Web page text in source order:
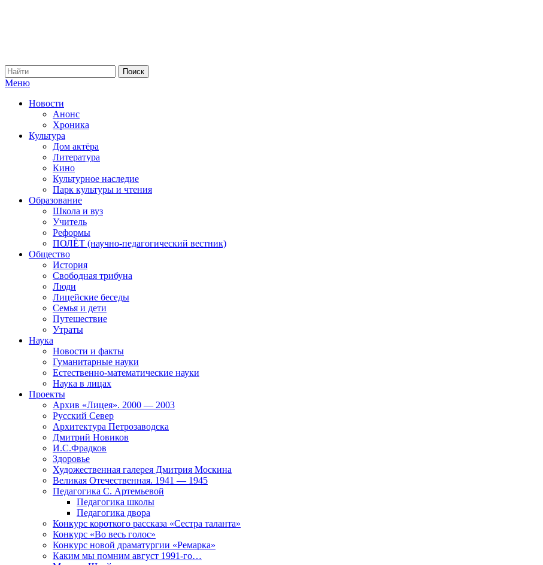
Меню
Новости
Анонс
Хроника
Культура
Дом актёра
Литература
Кино
Культурное наследие
Парк культуры и чтения
Образование
Школа и вуз
Учитель
Реформы
ПОЛЁТ (научно-педагогический вестник)
Общество
История
Свободная трибуна
Люди
Лицейские беседы
Семья и дети
Путешествие
Утраты
Наука
Новости и факты
Гуманитарные науки
Естественно-математические науки
Наука в лицах
Проекты
Архив «Лицея». 2000 — 2003
Русский Север
Архитектура Петрозаводска
Дмитрий Новиков
И.С.Фрадков
Здоровье
Художественная галерея Дмитрия Москина
Великая Отечественная. 1941 — 1945
Педагогика С. Артемьевой
Педагогика школы
Педагогика двора
Конкурс короткого рассказа «Сестра таланта»
Конкурс «Во весь голос»
Конкурс новой драматургии «Ремарка»
Каким мы помним август 1991-го…